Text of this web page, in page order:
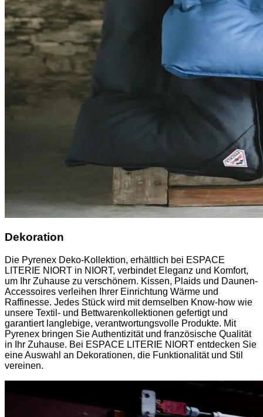
Dekoration
Die Pyrenex Deko-Kollektion, erhältlich bei ESPACE
LITERIE NIORT in NIORT, verbindet Eleganz und Komfort,
um Ihr Zuhause zu verschönern. Kissen, Plaids und Daunen-
Accessoires verleihen Ihrer Einrichtung Wärme und
Raffinesse. Jedes Stück wird mit demselben Know-how wie
unsere Textil- und Bettwarenkollektionen gefertigt und
garantiert langlebige, verantwortungsvolle Produkte. Mit
Pyrenex bringen Sie Authentizität und französische Qualität
in Ihr Zuhause. Bei ESPACE LITERIE NIORT entdecken Sie
eine Auswahl an Dekorationen, die Funktionalität und Stil
vereinen.